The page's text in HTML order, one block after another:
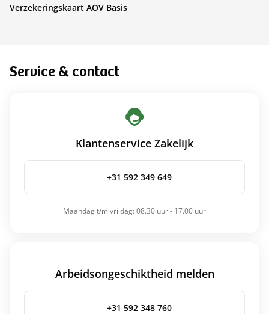
Verzekeringskaart AOV Basis
Service & contact
Klantenservice Zakelijk
+31 592 349 649
Maandag t/m vrijdag: 08.30 uur - 17.00 uur
Arbeidsongeschiktheid melden
+31 592 348 760